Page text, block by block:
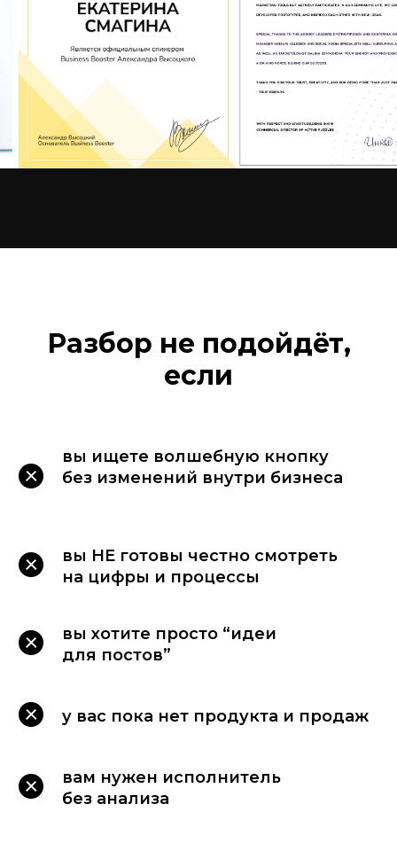
Разбор не подойдёт,
если
вы ищете волшебную кнопку
без изменений внутри бизнеса
вы HE готовы честно смотреть
на цифры и процессы
вы хотите просто “идеи
для постов”
у вас пока нет продукта и продаж
вам нужен исполнитель
без анализа